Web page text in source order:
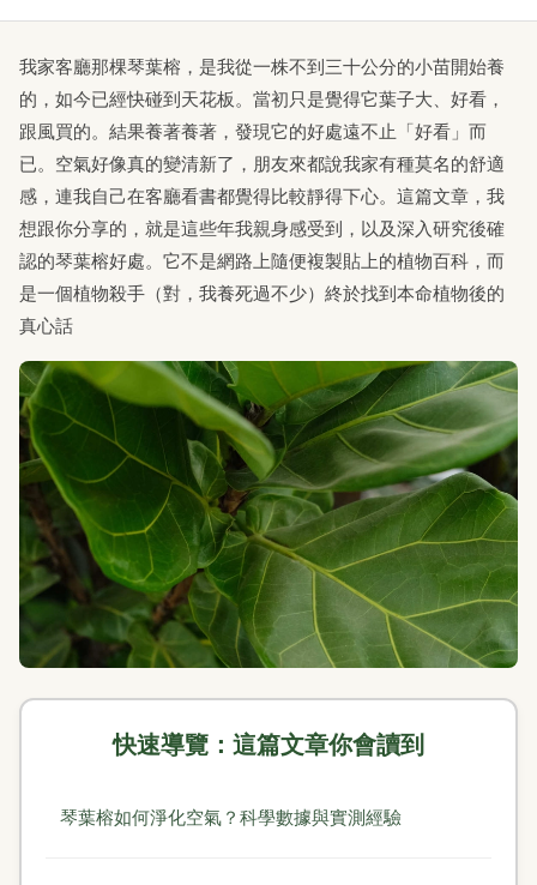
我家客廳那棵琴葉榕，是我從一株不到三十公分的小苗開始養
的，如今已經快碰到天花板。當初只是覺得它葉子大、好看，
跟風買的。結果養著養著，發現它的好處遠不止「好看」而
已。空氣好像真的變清新了，朋友來都說我家有種莫名的舒適
感，連我自己在客廳看書都覺得比較靜得下心。這篇文章，我
想跟你分享的，就是這些年我親身感受到，以及深入研究後確
認的琴葉榕好處。它不是網路上隨便複製貼上的植物百科，而
是一個植物殺手（對，我養死過不少）終於找到本命植物後的
真心話
快速導覽：這篇文章你會讀到
琴葉榕如何淨化空氣？科學數據與實測經驗